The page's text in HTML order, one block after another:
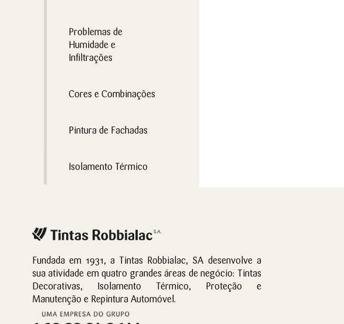
Problemas de
Humidade e
Infiltrações
Cores e Combinações
Pintura de Fachadas
Isolamento Térmico
Fundada em 1931, a Tintas Robbialac, SA desenvolve a
sua atividade em quatro grandes áreas de negócio: Tintas
Decorativas, Isolamento Térmico, Proteção e
Manutenção e Repintura Automóvel.